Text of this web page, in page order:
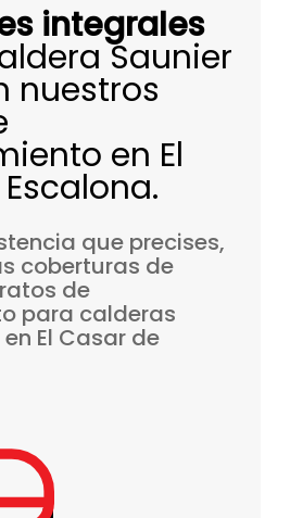
integrales
Saunier
nuestros
en El
que precises,
coberturas de
de
para calderas
en El Casar de